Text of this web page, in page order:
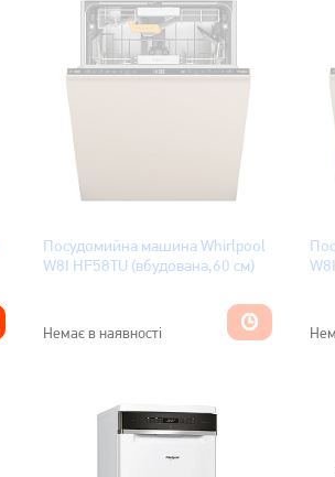
Посудомийна машина Whirlpool
W8I HF58TU (вбудована,60 см)
Немає в наявності